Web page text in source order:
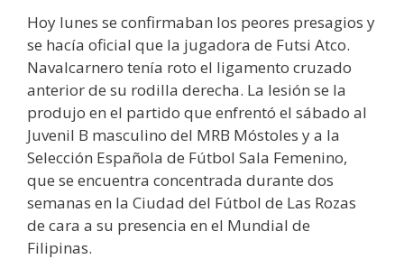
Hoy lunes se confirmaban los peores presagios y
se hacía oficial que la jugadora de Futsi Atco.
Navalcarnero tenía roto el ligamento cruzado
anterior de su rodilla derecha. La lesión se la
produjo en el partido que enfrentó el sábado al
Juvenil B masculino del MRB Móstoles y a la
Selección Española de Fútbol Sala Femenino,
que se encuentra concentrada durante dos
semanas en la Ciudad del Fútbol de Las Rozas
de cara a su presencia en el Mundial de
Filipinas.